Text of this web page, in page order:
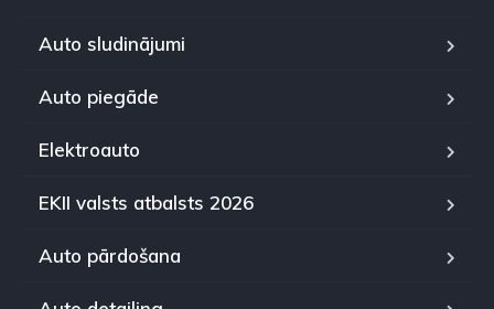
Auto sludinājumi
Auto piegāde
Elektroauto
EKII valsts atbalsts 2026
Auto pārdošana